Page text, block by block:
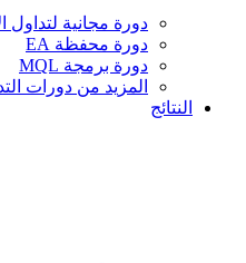
دورة مجانية لتداول
دورة محفظة EA
دورة برمجة MQL
المزيد من دورات
النتائج